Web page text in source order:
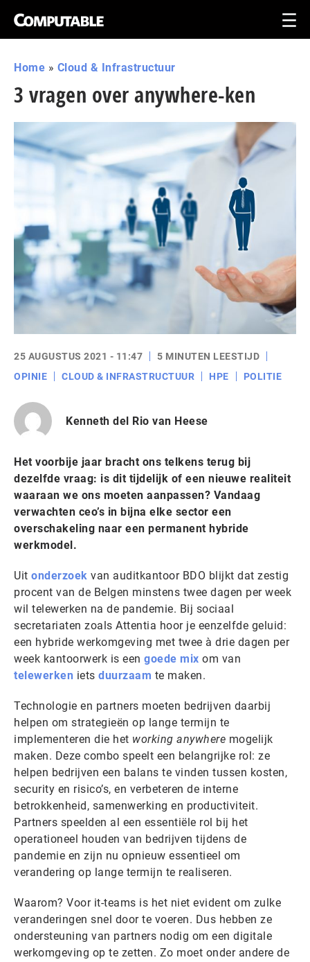
Home » Cloud & Infrastructuur
3 vragen over anywhere-ken
25 AUGUSTUS 2021 - 11:47
5 MINUTEN LEESTIJD
OPINIE
CLOUD & INFRASTRUCTUUR HPE POLITIE
Kenneth del Rio van Heese
Het voorbije jaar bracht ons telkens terug bij
dezelfde vraag: is dit tijdelijk of een nieuwe realiteit
waaraan we ons moeten aanpassen? Vandaag
verwachten ceo’s in bijna elke sector een
overschakeling naar een permanent hybride
werkmodel.
Uit onderzoek van auditkantoor BDO blijkt dat zestig
procent van de Belgen minstens twee dagen per week
wil telewerken na de pandemie. Bij sociaal
secretariaten zoals Attentia hoor je eenzelfde geluid:
een hybride werkomgeving met twee à drie dagen per
week kantoorwerk is een goede mix om van
telewerken iets duurzaam te maken.
Technologie en partners moeten bedrijven daarbij
helpen om strategieën op lange termijn te
implementeren die het working anywhere mogelijk
maken. Deze combo speelt een belangrijke rol: ze
helpen bedrijven een balans te vinden tussen kosten,
security en risico’s, en verbeteren de interne
betrokkenheid, samenwerking en productiviteit.
Partners speelden al een essentiële rol bij het
operationeel houden van bedrijven tijdens de
pandemie en zijn nu opnieuw essentieel om
verandering op lange termijn te realiseren.
Waarom? Voor it-teams is het niet evident om zulke
veranderingen snel door te voeren. Dus hebben ze
ondersteuning van partners nodig om een digitale
werkomgeving op te zetten. Zo moet onder andere de